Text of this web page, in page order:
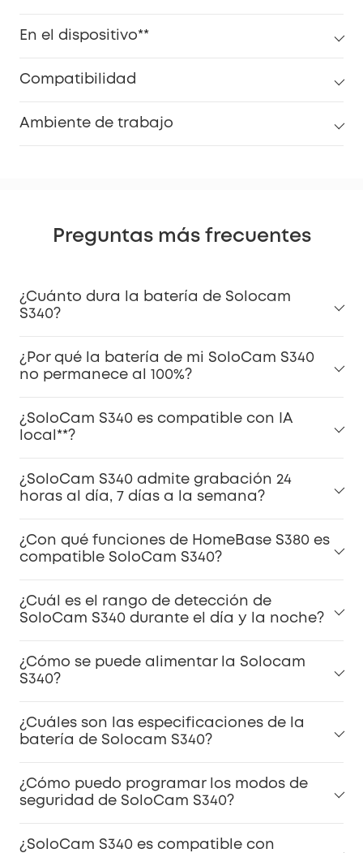
En el dispositivo**
Compatibilidad
Ambiente de trabajo
Preguntas más frecuentes
¿Cuánto dura la batería de Solocam
S340?
¿Por qué la batería de mi SoloCam S340
no permanece al 100%?
¿SoloCam S340 es compatible con IA
local**?
¿SoloCam S340 admite grabación 24
horas al día, 7 días a la semana?
¿Con qué funciones de HomeBase S380 es
compatible SoloCam S340?
¿Cuál es el rango de detección de
SoloCam S340 durante el día y la noche?
¿Cómo se puede alimentar la Solocam
S340?
¿Cuáles son las especificaciones de la
batería de Solocam S340?
¿Cómo puedo programar los modos de
seguridad de SoloCam S340?
¿SoloCam S340 es compatible con